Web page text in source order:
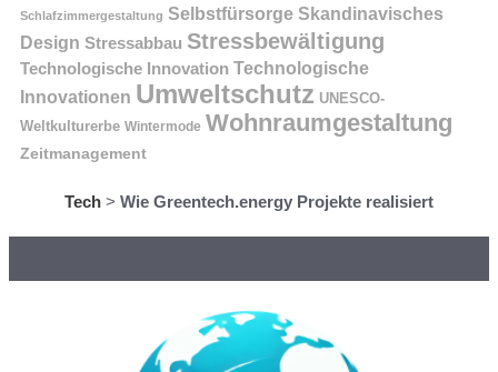
Schlafzimmergestaltung Selbstfürsorge Skandinavisches
Design Stressabbau Stressbewältigung
Technologische Innovation Technologische
Innovationen Umweltschutz UNESCO-
Weltkulturerbe Wintermode Wohnraumgestaltung
Zeitmanagement
Tech > Wie Greentech.energy Projekte realisiert